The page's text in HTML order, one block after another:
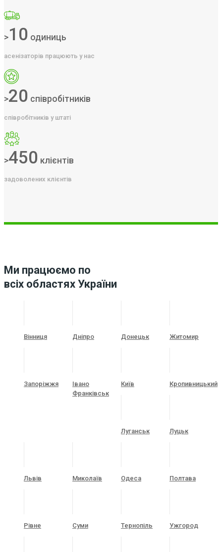
>10 одиниць
асенізаторів працюють у нас
>20 співробітників
співробітників у штаті
>450 клієнтів
задоволених клієнтів
Ми працюємо по
всіх областях України
Вінниця Дніпро Донецьк Житомир
Запоріжжя
Івано
Франківськ
Київ Кропивницький
Луганськ Луцьк
Львів Миколаїв Одеса Полтава
Рівне Суми Тернопіль Ужгород